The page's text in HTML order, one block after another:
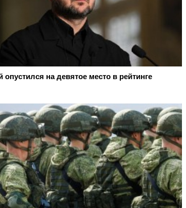
опустился на девятое место в рейтинге